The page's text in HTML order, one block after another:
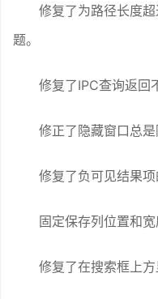
修复了为路径长度
题。
修复了IPC查询返回
修正了隐藏窗口总是
修复了负可见结果项
固定保存列位置和宽
修复了在搜索框上方